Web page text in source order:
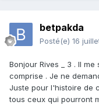
betpakda
Posté(e) 16
Bonjour Rives _ 3 . Il
comprise . Je ne
Juste pour l'histoire de
tous ceux qui pourront